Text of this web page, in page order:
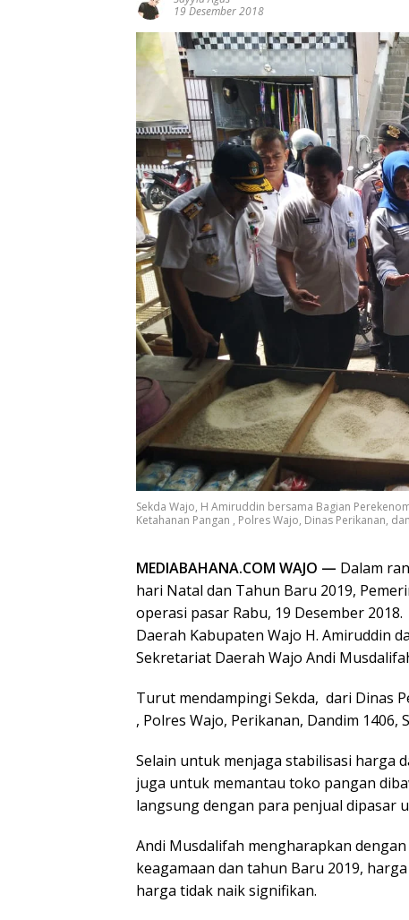
19 Desember 2018
Sekda Wajo, H Amiruddin bersama Bagian
Ketahanan Pangan , Polres Wajo, Dinas Perikanan,
MEDIABAHANA.COM WAJO — Dalam
hari Natal dan Tahun Baru 2019,
operasi pasar Rabu, 19 Desember
Daerah Kabupaten Wajo H. Amiruddin
Sekretariat Daerah Wajo Andi
Turut mendampingi Sekda, dari Dinas
, Polres Wajo, Perikanan, Dandim 1406,
Selain untuk menjaga stabilisasi harga
juga untuk memantau toko pangan
langsung dengan para penjual dipasar
Andi Musdalifah mengharapkan
keagamaan dan tahun Baru 2019,
harga tidak naik signifikan.